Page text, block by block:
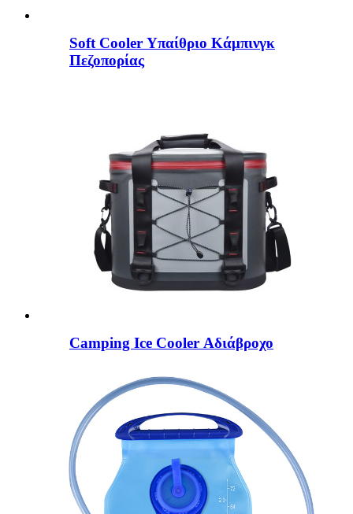
Soft Cooler Υπαίθριο Κάμπινγκ
Πεζοπορίας
Camping Ice Cooler Αδιάβροχο